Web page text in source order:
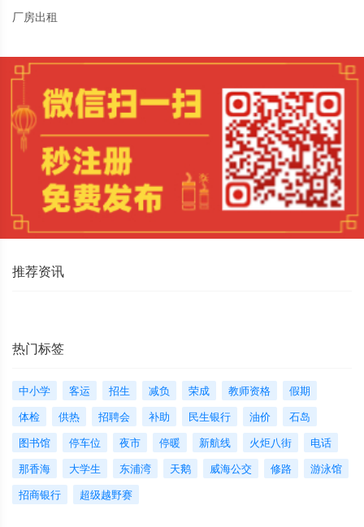
厂房出租
推荐资讯
热门标签
中小学 客运 招生 减负 荣成 教师资格
假期
体检
供热 招聘会 补助 民生银行 油价
石岛
图书馆
停车位 夜市 停暖 新航线 火炬八街
电话
那香海
大学生 东浦湾 天鹅 威海公交 修路
游泳馆
招商银行
超级越野赛